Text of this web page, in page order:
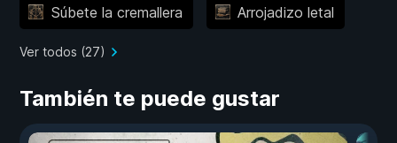
Súbete la cremallera Arrojadizo letal
Ver todos (27)
También te puede gustar